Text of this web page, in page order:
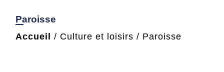
Paroisse
Accueil / Culture et loisirs / Paroisse